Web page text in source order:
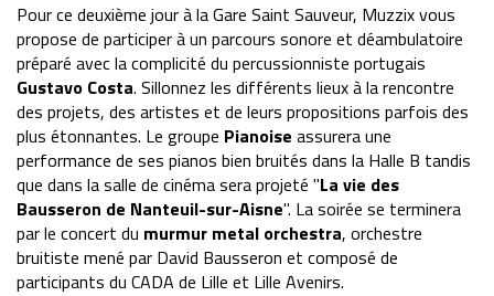
Pour ce deuxième jour à la Gare Saint Sauveur, Muzzix vous
propose de participer à un parcours sonore et déambulatoire
préparé avec la complicité du percussionniste portugais
Gustavo Costa. Sillonnez les différents lieux à la rencontre
des projets, des artistes et de leurs propositions parfois des
plus étonnantes. Le groupe Pianoise assurera une
performance de ses pianos bien bruités dans la Halle B tandis
que dans la salle de cinéma sera projeté "La vie des
Bausseron de Nanteuil-sur-Aisne". La soirée se terminera
par le concert du murmur metal orchestra, orchestre
bruitiste mené par David Bausseron et composé de
participants du CADA de Lille et Lille Avenirs.